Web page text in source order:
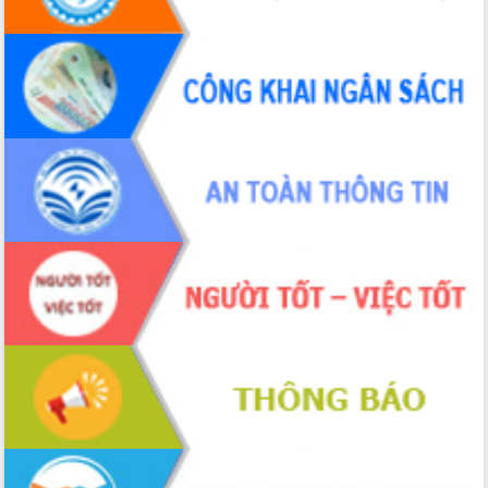
tại Trung tâm Phục vụ hành chính
công tỉnh
Đắk Lắk: Tôn vinh 46 giải pháp tại Hội
thi Sáng tạo Kỹ thuật 2024 - 2025
Đắk Lắk rà soát, điều chỉnh Đề án 190
về phát triển nuôi trồng thủy sản
Phó Chủ tịch UBND tỉnh Đắk Lắk
Trương Công Thái kiểm tra thực địa
Dự án cao tốc Khánh Hòa - Buôn Ma
Thuột
Định vị cà phê Việt Nam như một “di
sản sống” trong dòng chảy toàn cầu
Xây dựng nông thôn mới: Nâng cao đời
sống người dân từ những mô hình thiết
thực
Quyết liệt tháo gỡ vướng mắc, đẩy
nhanh tiến độ các dự án trọng điểm
trong Khu kinh tế Nam Phú Yên
Hòn Yến phát triển du lịch gắn với bảo
tồn biển